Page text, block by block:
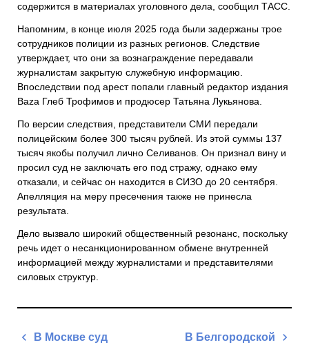
содержится в материалах уголовного дела, сообщил ТАСС.
Напомним, в конце июля 2025 года были задержаны трое
сотрудников полиции из разных регионов. Следствие
утверждает, что они за вознаграждение передавали
журналистам закрытую служебную информацию.
Впоследствии под арест попали главный редактор издания
Baza Глеб Трофимов и продюсер Татьяна Лукьянова.
По версии следствия, представители СМИ передали
полицейским более 300 тысяч рублей. Из этой суммы 137
тысяч якобы получил лично Селиванов. Он признал вину и
просил суд не заключать его под стражу, однако ему
отказали, и сейчас он находится в СИЗО до 20 сентября.
Апелляция на меру пресечения также не принесла
результата.
Дело вызвало широкий общественный резонанс, поскольку
речь идет о несанкционированном обмене внутренней
информацией между журналистами и представителями
силовых структур.
Навигация
В Москве суд
В Белгородской